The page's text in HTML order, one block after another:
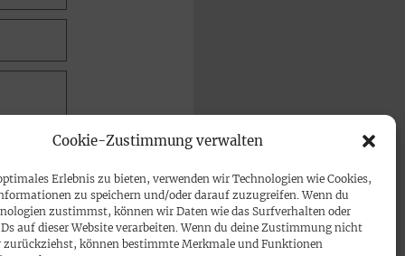
Cookie-Zustimmung verwalten
Erlebnis zu bieten, verwenden wir Technologien wie Cookies,
zu speichern und/oder darauf zuzugreifen. Wenn du
zustimmst, können wir Daten wie das Surfverhalten oder
auf dieser Website verarbeiten. Wenn du deine Zustimmung nicht
zurückziehst, können bestimmte Merkmale und Funktionen